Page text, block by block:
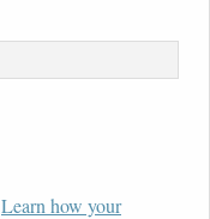
Learn how your